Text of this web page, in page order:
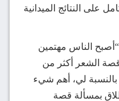
على النتائج الميدانية
الناس مهتمين
بسبب قصة الشعر أكثر من
على 15 نقطة. بالنسبة لي، أهم شيء
الإطلاق بمسألة قصة